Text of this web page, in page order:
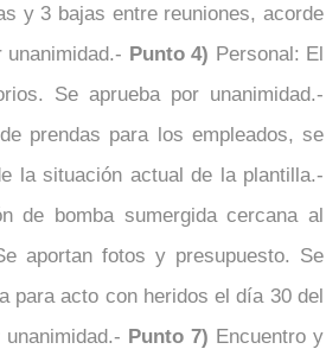
y 3 bajas entre reuniones, acorde
Punto 4) Personal: El
Se aprueba por unanimidad.-
prendas para los empleados, se
la situación actual de la plantilla.-
de bomba sumergida cercana al
aportan fotos y presupuesto. Se
para acto con heridos el día 30 del
Punto 7) Encuentro y